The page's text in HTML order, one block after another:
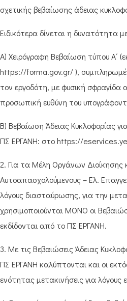
σχετικής βεβαίωσης άδειας
Ειδικότερα δίνεται η δυνατότητα
Α) Χειρόγραφη Βεβαίωση τύπου Α΄
https://forma.gov.gr/ ),
τον εργοδότη, με φυσική σφραγίδα
προσωπική ευθύνη του
Β) Βεβαίωση Άδειας Κυκλοφορίας
ΠΣ ΕΡΓΑΝΗ: στο https://
2. Για τα Μέλη Οργάνων Διοίκησης
Αυτοαπασχολούμενους – Ελ.
λόγους διασταύρωσης, για την
χρησιμοποιούνται ΜΟΝΟ οι
εκδίδονται από το ΠΣ ΕΡΓΑΝΗ.
3. Με τις Βεβαιώσεις Άδειας
ΠΣ ΕΡΓΑΝΗ καλύπτονται και οι
ενότητας μετακινήσεις για λόγους